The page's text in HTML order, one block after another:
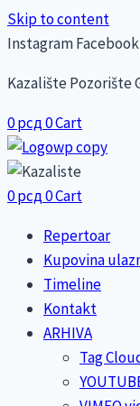
Skip to content
InstagramFacebook
Kazalište Pozorište
0рсд0Cart
0рсд0Cart
Repertoar
Kupovina
Timeline
Kontakt
ARHIVA
Tag